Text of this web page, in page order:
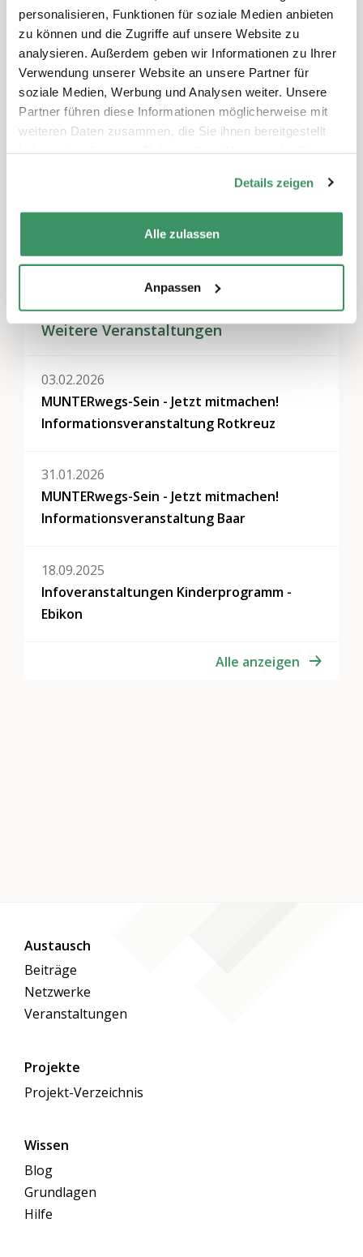
personalisieren, Funktionen für soziale Medien anbieten
zu können und die Zugriffe auf unsere Website zu
analysieren. Außerdem geben wir Informationen zu Ihrer
Verwendung unserer Website an unsere Partner für
soziale Medien, Werbung und Analysen weiter. Unsere
Partner führen diese Informationen möglicherweise mit
weiteren Daten zusammen, die Sie ihnen bereitgestellt
Details zeigen
Alle zulassen
Anpassen
Themen
Gemeinnütziges
Nordwestschweiz, Zentralschweiz
Weitere Veranstaltungen
03.02.2026
MUNTERwegs-Sein - Jetzt mitmachen!
Informationsveranstaltung Rotkreuz
31.01.2026
MUNTERwegs-Sein - Jetzt mitmachen!
Informationsveranstaltung Baar
18.09.2025
Infoveranstaltungen Kinderprogramm -
Ebikon
Alle anzeigen
Schreiben Sie einen Kommentar
Sie müssenangemeldetsein, um einen
Kommentar abzugeben.
Austausch
Beiträge
Netzwerke
Veranstaltungen
Projekte
Projekt-Verzeichnis
Wissen
Blog
Grundlagen
Hilfe